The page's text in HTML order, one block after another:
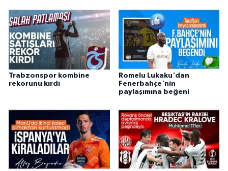
Trabzonspor kombine
rekorunu kırdı
Romelu Lukaku'dan
Fenerbahçe'nin
paylaşımına beğeni